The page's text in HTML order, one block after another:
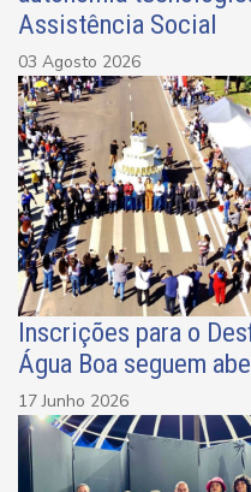
Assistência Social
03 Agosto 2026
Inscrições para o
Água Boa seguem
17 Junho 2026